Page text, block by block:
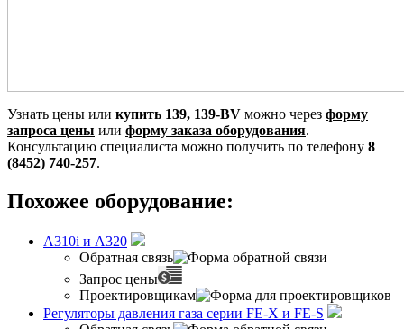
Узнать цены или купить 139, 139-BV можно через форму
запроса цены или форму заказа оборудования.
Консультацию специалиста можно получить по телефону 8
(8452) 740-257.
Похожее оборудование:
A310i и A320
Обратная связь
Запрос цены
Проектировщикам
Регуляторы давления газа серии FE-X и FE-S